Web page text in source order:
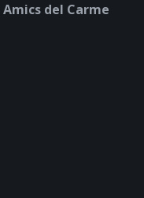
Amics del Carme